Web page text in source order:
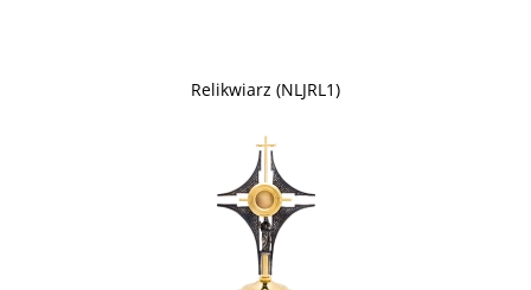
Relikwiarz (NLJRL1)